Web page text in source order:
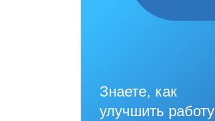
Знаете, как
улучшить работу